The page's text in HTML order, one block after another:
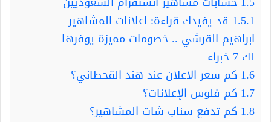
1.5.1 قد يفيدك قراءة: اعلانات المشاهير
ابراهيم القرشي .. خصومات مميزة يوفرها
لك 7 خبراء
1.6 كم سعر الاعلان عند هند القحطاني؟
1.7 كم فلوس الإعلانات؟
1.8 كم تدفع سناب شات المشاهير؟